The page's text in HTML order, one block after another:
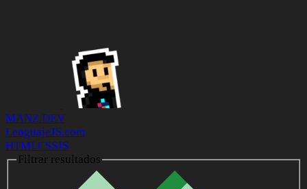
MANZ.DEV
LenguajeJS.com
HTMLCSSJS
Filtrar resultados